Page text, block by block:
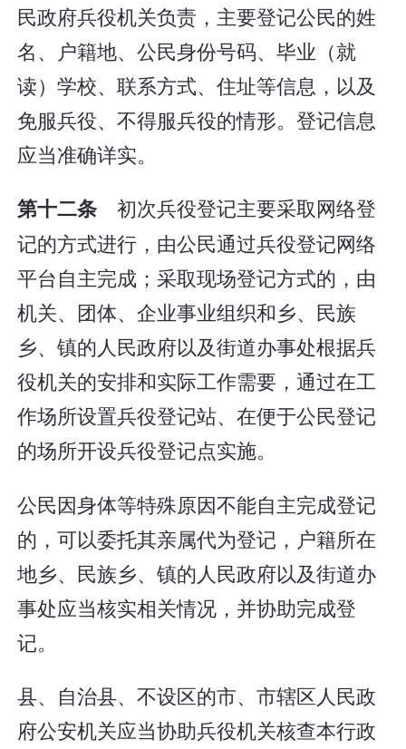
民政府兵役机关负责，主要登记公民的姓
名、户籍地、公民身份号码、毕业（就
读）学校、联系方式、住址等信息，以及
免服兵役、不得服兵役的情形。登记信息
应当准确详实。
第十二条初次兵役登记主要采取网络登
记的方式进行，由公民通过兵役登记网络
平台自主完成；采取现场登记方式的，由
机关、团体、企业事业组织和乡、民族
乡、镇的人民政府以及街道办事处根据兵
役机关的安排和实际工作需要，通过在工
作场所设置兵役登记站、在便于公民登记
的场所开设兵役登记点实施。
公民因身体等特殊原因不能自主完成登记
的，可以委托其亲属代为登记，户籍所在
地乡、民族乡、镇的人民政府以及街道办
事处应当核实相关情况，并协助完成登
记。
县、自治县、不设区的市、市辖区人民政
府公安机关应当协助兵役机关核查本行政